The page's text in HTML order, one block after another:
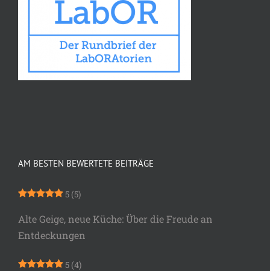
AM BESTEN BEWERTETE BEITRÄGE
5 (5)
Alte Geige, neue Küche: Über die Freude an
Entdeckungen
5 (4)